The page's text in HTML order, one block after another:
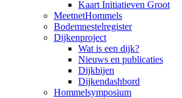
Kaart Initiatieven Groot
MeetnetHommels
Bodemnestelregister
Dijkenproject
Wat is een dijk?
Nieuws en publicaties
Dijkbijen
Dijkendashbord
Hommelsymposium